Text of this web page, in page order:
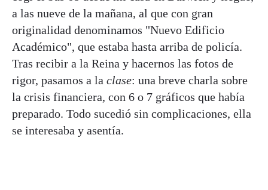
a las nueve de la mañana, al que con gran
originalidad denominamos "Nuevo Edificio
Académico", que estaba hasta arriba de policía.
Tras recibir a la Reina y hacernos las fotos de
rigor, pasamos a la clase: una breve charla sobre
la crisis financiera, con 6 o 7 gráficos que había
preparado. Todo sucedió sin complicaciones, ella
se interesaba y asentía.